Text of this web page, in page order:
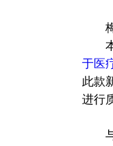
梅
本
于医
此款
进行
与